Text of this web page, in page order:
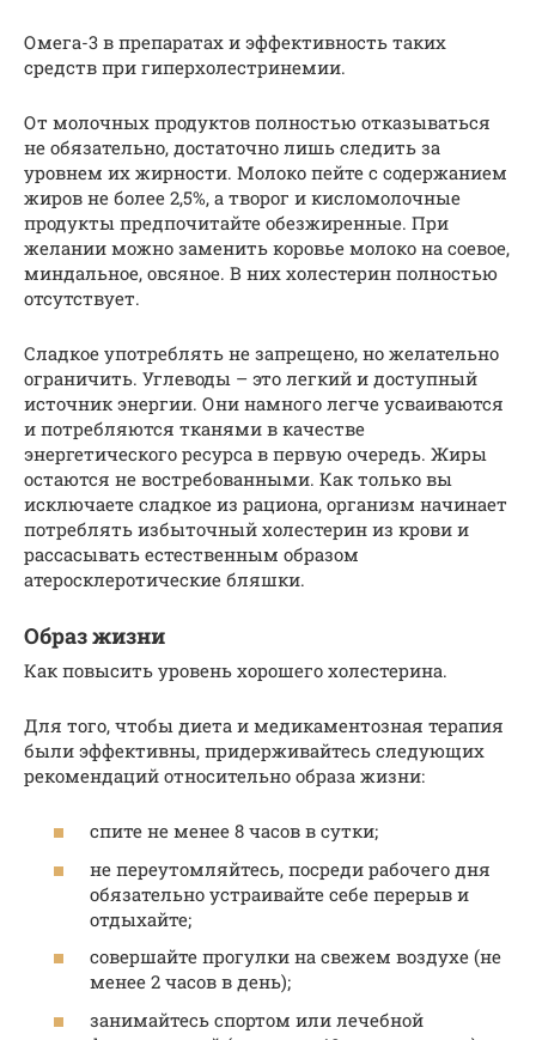
Омега-3 в препаратах и эффективность таких
средств при гиперхолестринемии.
От молочных продуктов полностью отказываться
не обязательно, достаточно лишь следить за
уровнем их жирности. Молоко пейте с содержанием
жиров не более 2,5%, а творог и кисломолочные
продукты предпочитайте обезжиренные. При
желании можно заменить коровье молоко на соевое,
миндальное, овсяное. В них холестерин полностью
отсутствует.
Сладкое употреблять не запрещено, но желательно
ограничить. Углеводы – это легкий и доступный
источник энергии. Они намного легче усваиваются
и потребляются тканями в качестве
энергетического ресурса в первую очередь. Жиры
остаются не востребованными. Как только вы
исключаете сладкое из рациона, организм начинает
потреблять избыточный холестерин из крови и
рассасывать естественным образом
атеросклеротические бляшки.
Образ жизни
Как повысить уровень хорошего холестерина.
Для того, чтобы диета и медикаментозная терапия
были эффективны, придерживайтесь следующих
рекомендаций относительно образа жизни:
спите не менее 8 часов в сутки;
не переутомляйтесь, посреди рабочего дня
обязательно устраивайте себе перерыв и
отдыхайте;
совершайте прогулки на свежем воздухе (не
менее 2 часов в день);
занимайтесь спортом или лечебной